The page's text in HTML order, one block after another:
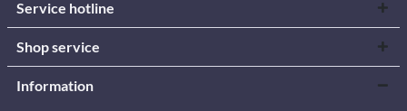
Service hotline
Shop service
Information